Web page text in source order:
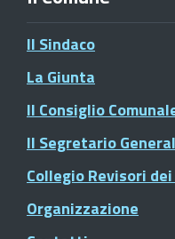
Il Sindaco
La Giunta
Il Consiglio
Il Segretario
Collegio Revisori
Organizzazione